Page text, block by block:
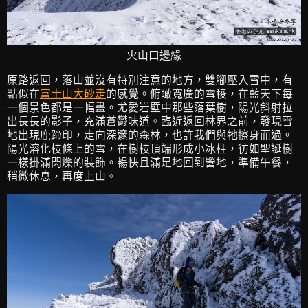
火山口邊緣
原路返回，落山並沒有特別注意的地方，雙腳壓入雪中，有
點似在富士山大砂走的感覺。俯瞰寬廣的雪稜，在藍天下每
一個景色都是一幅畫。尤愛岩壁中那些落葉樹，陽光斜射拉
出長長的影子，充滿蒼鬱味道。臨近返回林界之前，發現雪
地出現鹿蹄印，走向深邃的森林，也許我們與牠擦身而過。
陽光溶化枝條上的雪，在樹枝頂端形成小冰柱，彷如聖誕樹
一樣掛滿閃爍的裝飾。暢快且滿足地回到營地，準備午餐，
稍微休息，再度上山。